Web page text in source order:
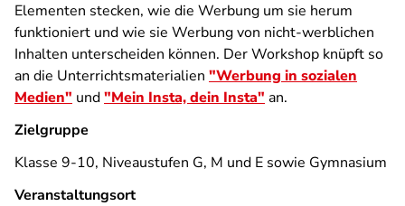
Elementen stecken, wie die Werbung um sie herum
funktioniert und wie sie Werbung von nicht-werblichen
Inhalten unterscheiden können. Der Workshop knüpft so
an die Unterrichtsmaterialien "Werbung in sozialen
Medien" und"Mein Insta, dein Insta" an.
Zielgruppe
Klasse 9-10, Niveaustufen G, M und E sowie Gymnasium
Veranstaltungsort